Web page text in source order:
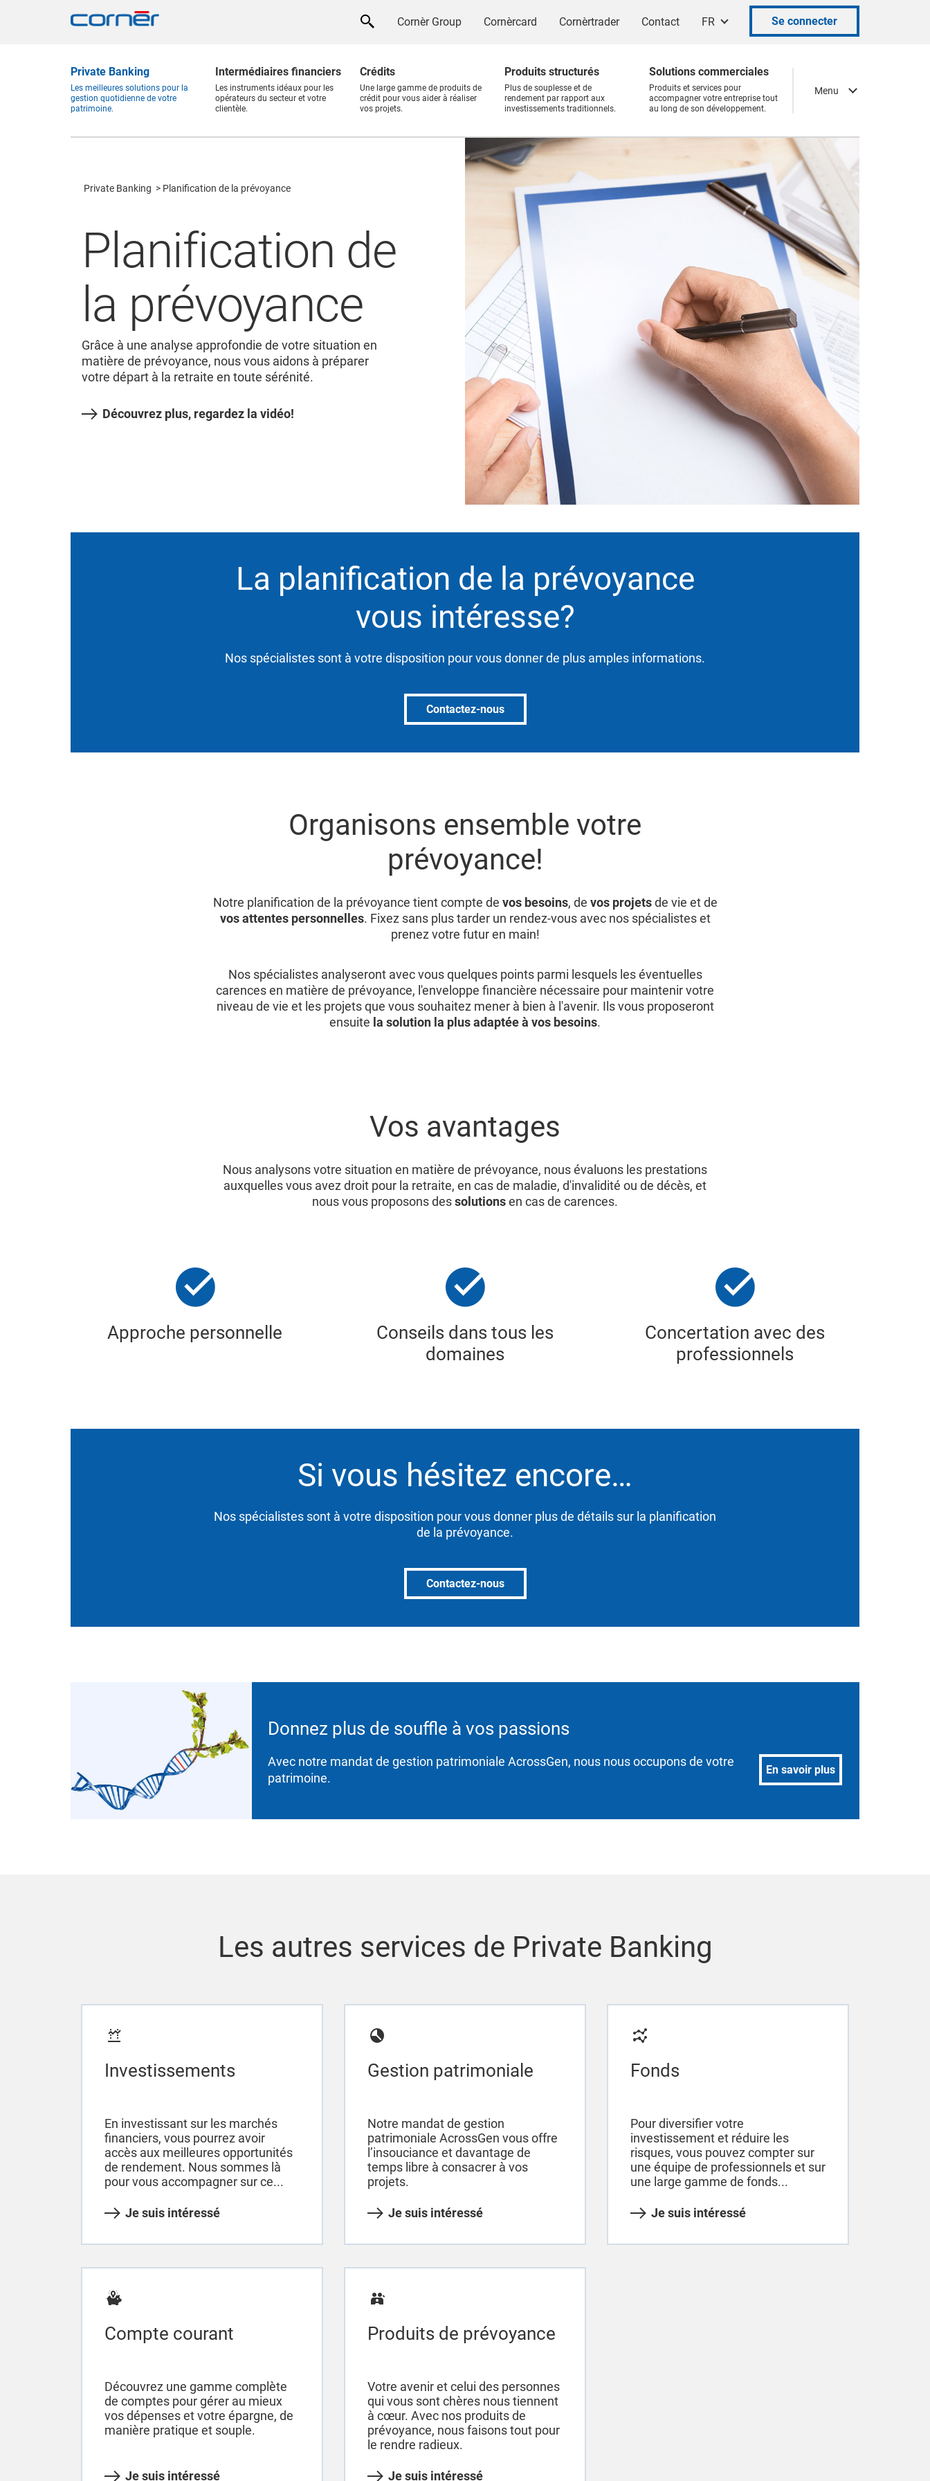
Cornèr Group Cornèrcard Cornèrtrader Contact FR Se connecter
Menu
Private Banking
Les meilleures solutions pour la
gestion quotidienne de votre
patrimoine.
Intermédiaires financiers
Les instruments idéaux pour les
opérateurs du secteur et votre
clientèle.
Crédits
Une large gamme de produits de
crédit pour vous aider à réaliser
vos projets.
Produits structurés
Plus de souplesse et de
rendement par rapport aux
investissements traditionnels.
Solutions commerciales
Produits et services pour
accompagner votre entreprise tout
au long de son développement.
Private Banking Planification de la prévoyance
Planification de
la prévoyance
Grâce à une analyse approfondie de votre situation en
matière de prévoyance, nous vous aidons à préparer
votre départ à la retraite en toute sérénité.
Découvrez plus, regardez la vidéo!
La planification de la prévoyance
vous intéresse?
Nos spécialistes sont à votre disposition pour vous donner de plus amples informations.
Contactez-nous
Organisons ensemble votre
prévoyance!
Notre planification de la prévoyance tient compte de vos besoins, de vos projetsde vie et de
vos attentes personnelles. Fixez sans plus tarder un rendez-vous avec nos spécialistes et
prenez votre futur en main!
Nos spécialistes analyseront avec vous quelques points parmi lesquels les éventuelles
carences en matière de prévoyance, l'enveloppe financière nécessaire pour maintenir votre
niveau de vie et les projets que vous souhaitez mener à bien à l'avenir. Ils vous proposeront
ensuite la solution la plus adaptée à vos besoins.
Vos avantages
Nous analysons votre situation en matière de prévoyance, nous évaluons les prestations
auxquelles vous avez droit pour la retraite, en cas de maladie, d'invalidité ou de décès, et
nous vous proposons dessolutionsen cas de carences.
Approche personnelle
Conseils dans tous les
domaines
Concertation avec des
professionnels
Si vous hésitez encore…
Nos spécialistes sont à votre disposition pour vous donner plus de détails sur la planification
de la prévoyance.
Contactez-nous
Donnez plus de souffle à vos passions
Avec notre mandat de gestion patrimoniale AcrossGen, nous nous occupons de votre
patrimoine.
En savoir plus
Les autres services de Private Banking
Investissements
En investissant sur les marchés
financiers, vous pourrez avoir
accès aux meilleures opportunités
de rendement. Nous sommes là
pour vous accompagner sur ce...
Je suis intéressé
Gestion patrimoniale
Notre mandat de gestion
patrimoniale AcrossGen vous offre
l’insouciance et davantage de
temps libre à consacrer à vos
projets.
Je suis intéressé
Fonds
Pour diversifier votre
investissement et réduire les
risques, vous pouvez compter sur
une équipe de professionnels et sur
une large gamme de fonds...
Je suis intéressé
Compte courant
Découvrez une gamme complète
de comptes pour gérer au mieux
vos dépenses et votre épargne, de
manière pratique et souple.
Je suis intéressé
Produits de prévoyance
Votre avenir et celui des personnes
qui vous sont chères nous tiennent
à cœur. Avec nos produits de
prévoyance, nous faisons tout pour
le rendre radieux.
Je suis intéressé